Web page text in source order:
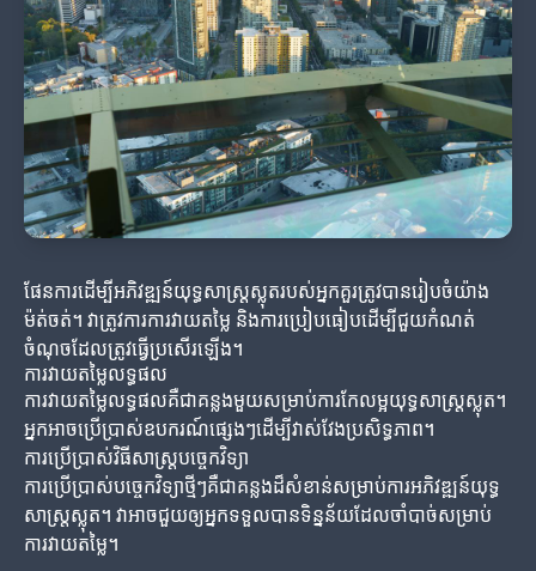
ផែនការដើម្បីអភិវឌ្ឍន៍យុទ្ធសាស្ត្រស្លុតរបស់អ្នកគួរត្រូវបានរៀបចំយ៉ាង
ម៉ត់ចត់។ វាត្រូវការការវាយតម្លៃ និងការប្រៀបធៀបដើម្បីជួយកំណត់
ចំណុចដែលត្រូវធ្វើប្រសើរឡើង។
ការវាយតម្លៃលទ្ធផល
ការវាយតម្លៃលទ្ធផលគឺជាគន្លងមួយសម្រាប់ការកែលម្អយុទ្ធសាស្ត្រស្លុត។
អ្នកអាចប្រើប្រាស់ឧបករណ៍ផ្សេងៗដើម្បីវាស់វែងប្រសិទ្ធភាព។
ការប្រើប្រាស់វិធីសាស្ត្របច្ចេកវិទ្យា
ការប្រើប្រាស់បច្ចេកវិទ្យាថ្មីៗគឺជាគន្លងដ៏សំខាន់សម្រាប់ការអភិវឌ្ឍន៍យុទ្ធ
សាស្ត្រស្លុត។ វាអាចជួយឲ្យអ្នកទទួលបានទិន្នន័យដែលចាំបាច់សម្រាប់
ការវាយតម្លៃ។